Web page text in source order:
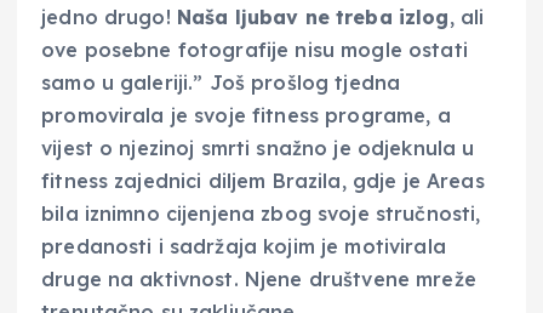
jedno drugo! Naša ljubav ne treba izlog, ali
ove posebne fotografije nisu mogle ostati
samo u galeriji.” Još prošlog tjedna
promovirala je svoje fitness programe, a
vijest o njezinoj smrti snažno je odjeknula u
fitness zajednici diljem Brazila, gdje je Areas
bila iznimno cijenjena zbog svoje stručnosti,
predanosti i sadržaja kojim je motivirala
druge na aktivnost. Njene društvene mreže